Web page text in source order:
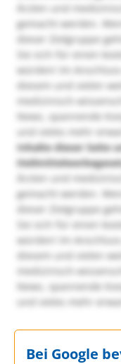
Ärzten und
gemacht werden.
dieser Zielgruppe
Sie sich für einen
würden! Im
diesem und vielen
medizinisch-
News, spannende
und vieles mehr
Inhalte dieser Seite
Ärzten und
gemacht werden.
dieser Zielgruppe
Sie sich für einen
würden! Im
diesem und vielen
medizinisch-
News, spannende
und vieles mehr
Bei Google